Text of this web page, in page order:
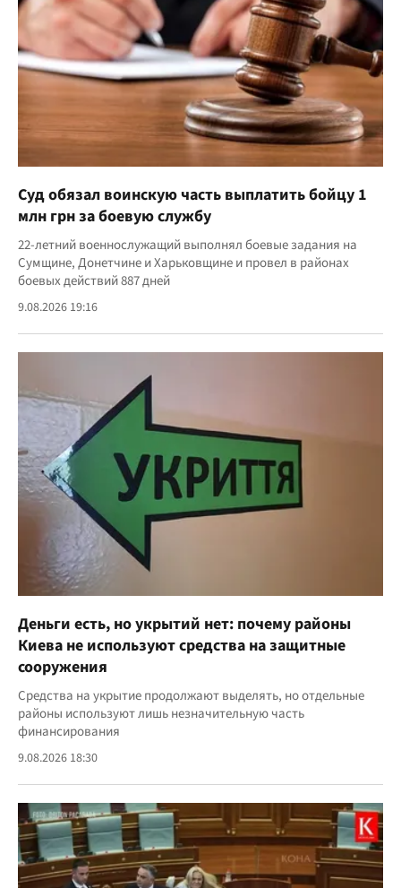
Суд обязал воинскую часть выплатить бойцу 1
млн грн за боевую службу
22-летний военнослужащий выполнял боевые задания на
Сумщине, Донетчине и Харьковщине и провел в районах
боевых действий 887 дней
9.08.2026 19:16
Деньги есть, но укрытий нет: почему районы
Киева не используют средства на защитные
сооружения
Средства на укрытие продолжают выделять, но отдельные
районы используют лишь незначительную часть
финансирования
9.08.2026 18:30